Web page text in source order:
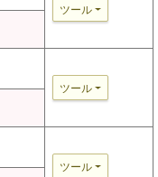
ツール
ツール
ツール